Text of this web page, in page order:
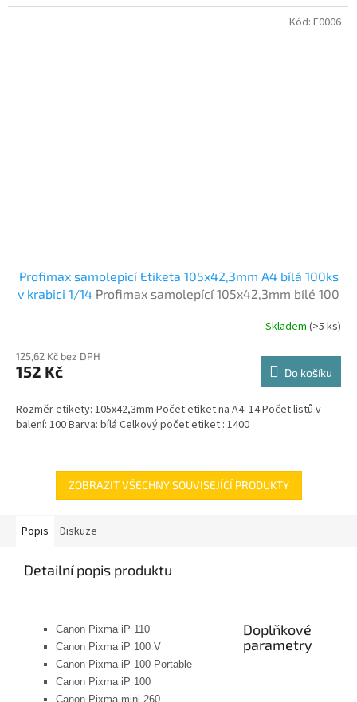
Profimax samolepící Etiketa 105x42,3mm A4 bílá 100ks
v krabici 1/14 Profimax samolepící 105x42,3mm bílé 100
Skladem (>5 ks)
125,62 Kč bez DPH
152 Kč Do košíku
Rozměr etikety: 105x42,3mm Počet etiket na A4: 14 Počet listů v
balení: 100 Barva: bílá Celkový počet etiket : 1400
Kód: E0006
ZOBRAZIT VŠECHNY SOUVISEJÍCÍ PRODUKTY
Popis Diskuze
Detailní popis produktu
Canon Pixma iP 110
Canon Pixma iP 100 V
Canon Pixma iP 100 Portable
Canon Pixma iP 100
Canon Pixma mini 260
Doplňkové
parametry